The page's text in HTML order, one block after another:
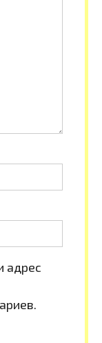
адрес